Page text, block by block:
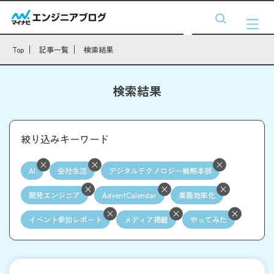
Top 記事一覧 検索結果
検索結果
絞り込みキーワード
AI 会社生活 デジタルテクノロジー戦略本部
開発エンジニア AdventCalendar 業務効率化
イベント参加レポート メディア掲載 やってみた